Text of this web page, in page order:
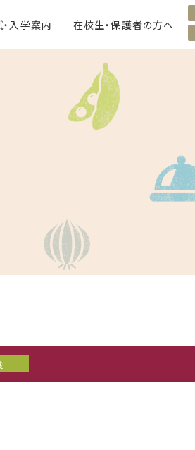
・入学案内 在校生・保護者の方へ